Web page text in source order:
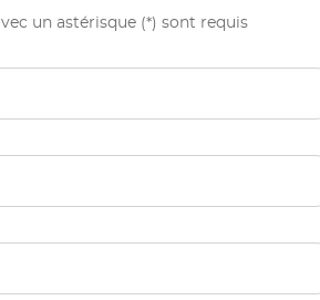
un astérisque (*) sont requis